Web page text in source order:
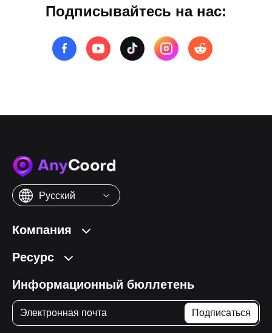
Подписывайтесь на нас:
Русский
Компания
Ресурс
Информационный бюллетень